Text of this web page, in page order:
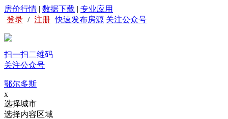
房价行情 | 数据下载 | 专业应用
登录 / 注册 快速发布房源 关注公众号
扫一扫二维码
关注公众号
鄂尔多斯
x
选择城市
选择内容区域